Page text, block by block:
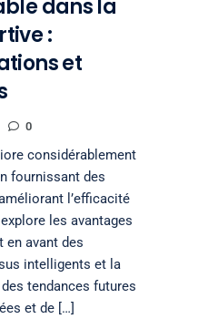
dans la
:
et
0
considérablement
fournissant des
l’efficacité
les avantages
avant des
intelligents et la
tendances futures
et de […]